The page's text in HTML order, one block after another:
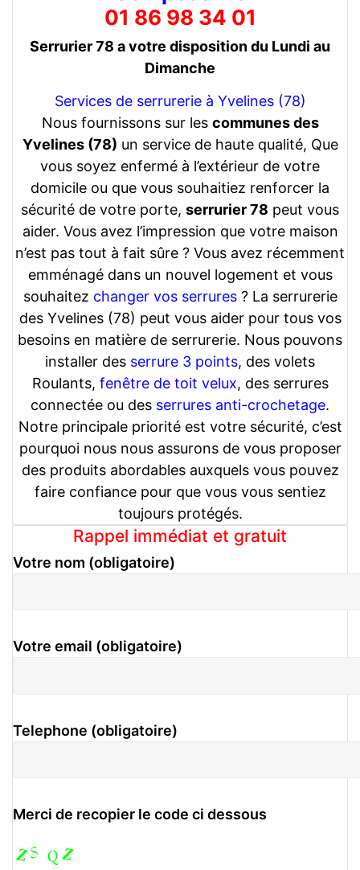
01 86 98 34 01
Serrurier 78 a votre disposition du Lundi au
Dimanche
Services de serrurerie à Yvelines (78)
Nous fournissons sur les communes des
Yvelines (78) un service de haute qualité, Que
vous soyez enfermé à l’extérieur de votre
domicile ou que vous souhaitiez renforcer la
sécurité de votre porte, serrurier 78 peut vous
aider. Vous avez l’impression que votre maison
n’est pas tout à fait sûre ? Vous avez récemment
emménagé dans un nouvel logement et vous
souhaitez changer vos serrures? La serrurerie
des Yvelines (78) peut vous aider pour tous vos
besoins en matière de serrurerie. Nous pouvons
installer des serrure 3 points, des volets
Roulants, fenêtre de toit velux, des serrures
connectée ou des serrures anti-crochetage.
Notre principale priorité est votre sécurité, c’est
pourquoi nous nous assurons de vous proposer
des produits abordables auxquels vous pouvez
faire confiance pour que vous vous sentiez
toujours protégés.
Rappel immédiat et gratuit
Votre nom (obligatoire)
Votre email (obligatoire)
Telephone (obligatoire)
Merci de recopier le code ci dessous